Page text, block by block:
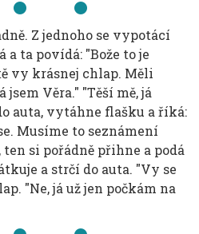
Z jednoho se vypotácí
a ta povídá: "Bože to je
vy krásnej chlap. Měli
Věra." "Těší mě, já
auta, vytáhne flašku a říká:
Musíme to seznámení
si pořádně přihne a podá
a strčí do auta. "Vy se
"Ne, já už jen počkám na